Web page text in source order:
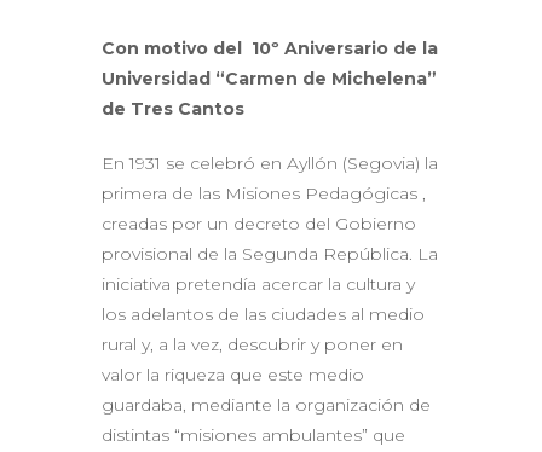
Con motivo del 10º Aniversario de la
Universidad “Carmen de Michelena”
de Tres Cantos
En 1931 se celebró en Ayllón (Segovia) la
primera de las Misiones Pedagógicas ,
creadas por un decreto del Gobierno
provisional de la Segunda República. La
iniciativa pretendía acercar la cultura y
los adelantos de las ciudades al medio
rural y, a la vez, descubrir y poner en
valor la riqueza que este medio
guardaba, mediante la organización de
distintas “misiones ambulantes” que